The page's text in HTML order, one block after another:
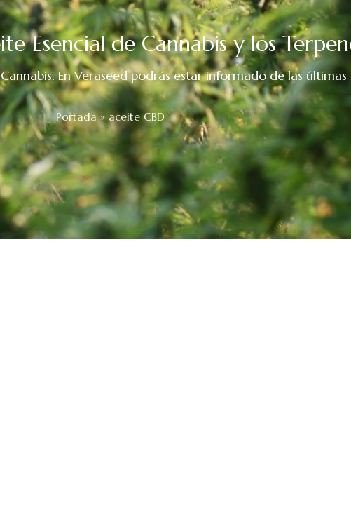
Esencial de Cannabis y los
En Veraseed podrás estar informado de las
Portada» aceite CBD